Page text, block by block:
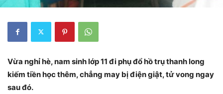
Vừa nghỉ hè, nam sinh lớp 11 đi phụ đổ hồ trụ thanh long
kiếm tiền học thêm, chẳng may bị điện giật, tử vong ngay
sau đó.